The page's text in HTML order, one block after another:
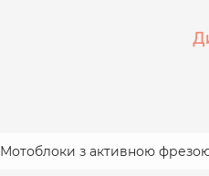
Мотоблоки з активною